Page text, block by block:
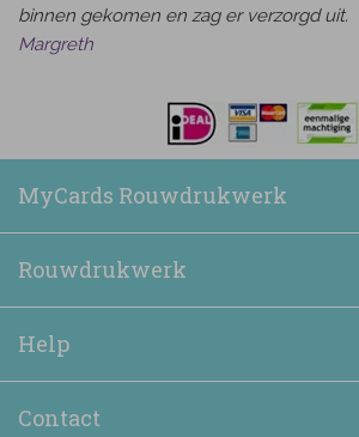
binnen gekomen en zag er verzorgd uit.
Margreth
MyCards Rouwdrukwerk
Rouwdrukwerk
Help
Contact